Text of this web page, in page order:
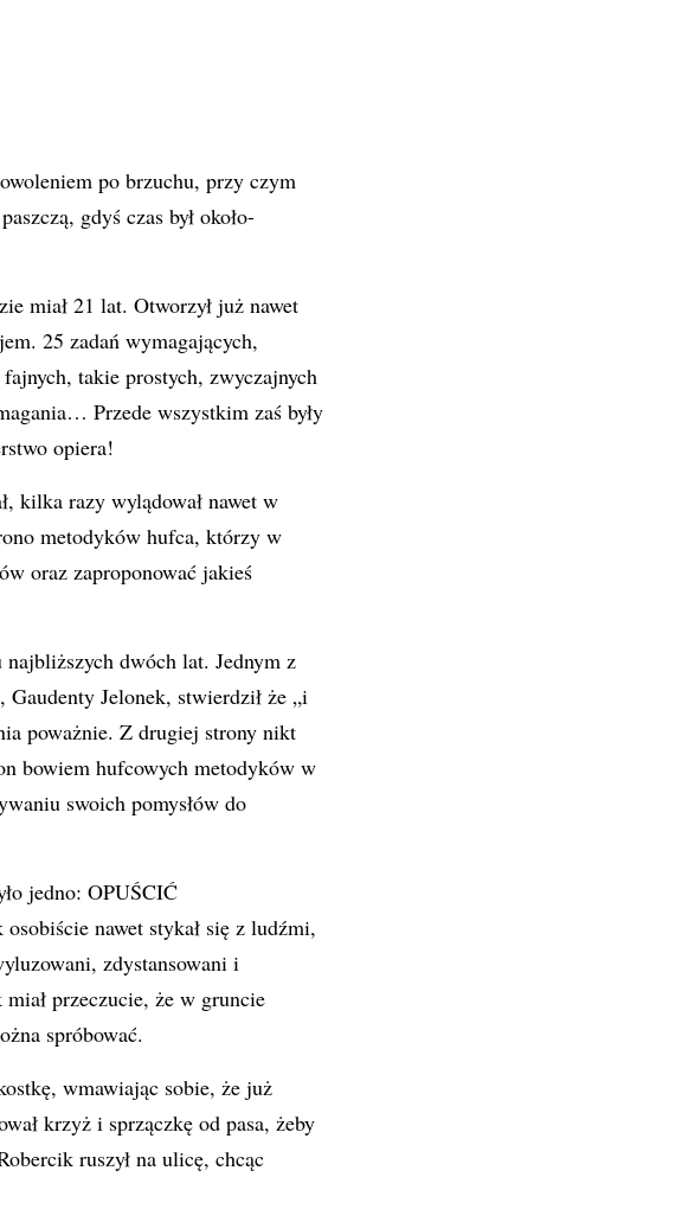
po brzuchu, przy czym
gdyś czas był około-
miał 21 lat. Otworzył już nawet
25 zadań wymagających,
takie prostych, zwyczajnych
Przede wszystkim zaś były
opiera!
kilka razy wylądował nawet w
metodyków hufca, którzy w
oraz zaproponować jakieś
dwóch lat. Jednym z
Jelonek, stwierdził że „i
poważnie. Z drugiej strony nikt
bowiem hufcowych metodyków w
swoich pomysłów do
jedno: OPUŚCIĆ
nawet stykał się z ludźmi,
zdystansowani i
przeczucie, że w gruncie
spróbować.
wmawiając sobie, że już
krzyż i sprzączkę od pasa, żeby
ruszył na ulicę, chcąc